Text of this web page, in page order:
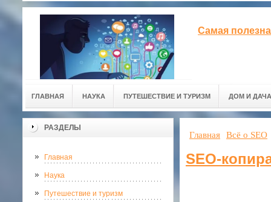
Самая
ГЛАВНАЯ НАУКА ПУТЕШЕСТВИЕ И ТУРИЗМ ДОМ И ДАЧА
РАЗДЕЛЫ
Главная
Наука
Путешествие и туризм
Главная Всё о SEO
SEO-